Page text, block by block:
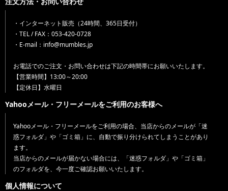
・インターネット販売（24時間、365日受付）
・TEL / FAX：053-420-0728
・E-mail：info@mumbles.jp
お電話でのご注文・お問い合わせは下記の時間帯にお願いいたします。
【営業時間】13:00～20:00
【定休日】水曜日
Yahooメール・フリーメールをご利用のお客様へ
Yahooメール・フリーメールをご利用の場合、当店からのメールが「迷
惑フォルダ」や「ゴミ箱」に、自動で振り分けられてしまうことがあり
ます。
当店からのメールが届かない場合には、「迷惑フォルダ」や「ゴミ箱」
のフォルダを、今一度ご確認お願いいたします。
個人情報について